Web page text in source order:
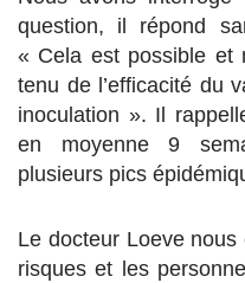
question, il répond
« Cela est possible et
tenu de l’efficacité du
inoculation ». Il
en moyenne 9
plusieurs pics
Le docteur Loeve
risques et les